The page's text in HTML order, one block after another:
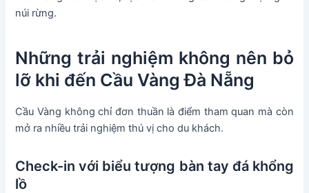
núi rừng.
Những trải nghiệm không nên bỏ
lỡ khi đến Cầu Vàng Đà Nẵng
Cầu Vàng không chỉ đơn thuần là điểm tham quan mà còn
mở ra nhiều trải nghiệm thú vị cho du khách.
Check-in với biểu tượng bàn tay đá khổng
lồ